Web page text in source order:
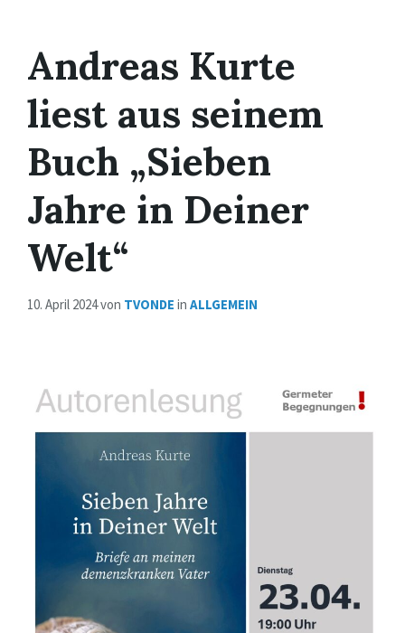
Andreas Kurte
liest aus seinem
Buch „Sieben
Jahre in Deiner
Welt“
10. April 2024von TVONDE in ALLGEMEIN